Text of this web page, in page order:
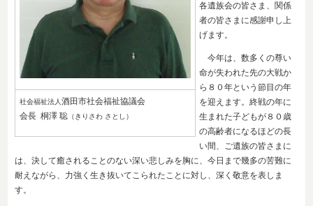
社会福祉法人酒田市社会福祉協議会
会長 桐澤 聡 （きりさわ さとし）
各遺族会の皆さま、関係
者の皆さまに感謝申し上
げます。
今年は、数多くの尊い
命が失われた先の大戦か
ら８０年という節目の年
を迎えます。終戦の年に
生まれた子どもが８０歳
の高齢者になるほどの長
い間、ご遺族の皆さまに
は、決して癒されることのない深い悲しみを胸に、今日まで幾多の苦難に
耐えながら、力強く生き抜いてこられたことに対し、深く敬意を表しま
す。